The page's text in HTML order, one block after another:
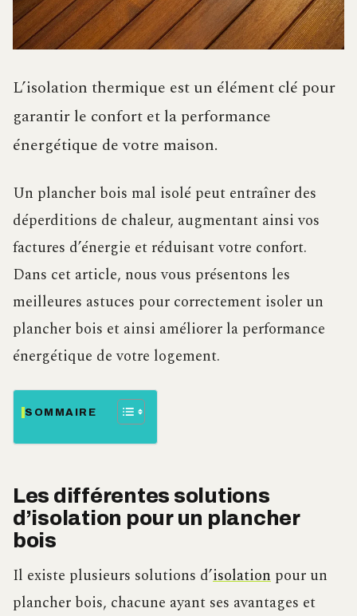
L’isolation thermique est un élément clé pour
garantir le confort et la performance
énergétique de votre maison.
Un plancher bois mal isolé peut entraîner des
déperditions de chaleur, augmentant ainsi vos
factures d’énergie et réduisant votre confort.
Dans cet article, nous vous présentons les
meilleures astuces pour correctement isoler un
plancher bois et ainsi améliorer la performance
énergétique de votre logement.
SOMMAIRE
Les différentes solutions
d’isolation pour un plancher
bois
Il existe plusieurs solutions d’isolation pour un
plancher bois, chacune ayant ses avantages et